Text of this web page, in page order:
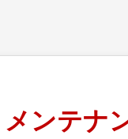
メンテナ